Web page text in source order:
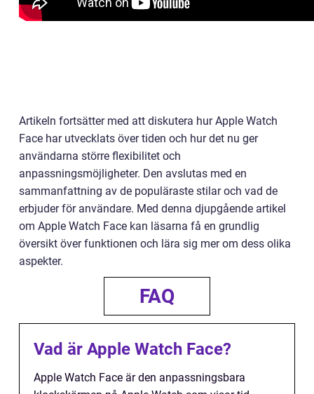
Artikeln fortsätter med att diskutera hur Apple Watch
Face har utvecklats över tiden och hur det nu ger
användarna större flexibilitet och
anpassningsmöjligheter. Den avslutas med en
sammanfattning av de populäraste stilar och vad de
erbjuder för användare. Med denna djupgående artikel
om Apple Watch Face kan läsarna få en grundlig
översikt över funktionen och lära sig mer om dess olika
aspekter.
FAQ
Vad är Apple Watch Face?
Apple Watch Face är den anpassningsbara